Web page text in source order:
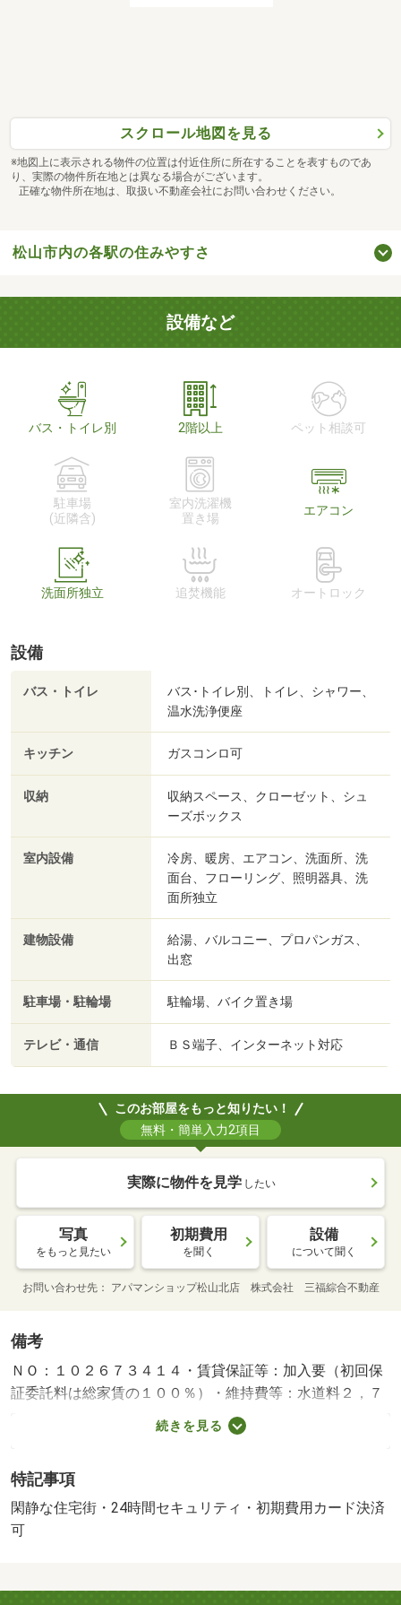
スクロール地図を見る
※地図上に表示される物件の位置は付近住所に所在することを表すものであ
り、実際の物件所在地とは異なる場合がございます。
正確な物件所在地は、取扱い不動産会社にお問い合わせください。
松山市内の各駅の住みやすさ
設備など
バス・トイレ別 2階以上 ペット相談可
駐車場
(近隣含)
室内洗濯機
置き場
エアコン
洗面所独立 追焚機能 オートロック
設備
バス・トイレ
バス･トイレ別、トイレ、シャワー、
温水洗浄便座
キッチン ガスコンロ可
収納
収納スペース、クローゼット、シュ
ーズボックス
室内設備
冷房、暖房、エアコン、洗面所、洗
面台、フローリング、照明器具、洗
面所独立
建物設備
給湯、バルコニー、プロパンガス、
出窓
駐車場・駐輪場 駐輪場、バイク置き場
テレビ・通信 ＢＳ端子、インターネット対応
このお部屋をもっと知りたい！
無料・簡単入力2項目
実際に物件を見学 したい
写真
をもっと見たい
初期費用
を聞く
設備
について聞く
お問い合わせ先 アパマンショップ松山北店 株式会社 三福綜合不動産
備考
ＮＯ：１０２６７３４１４・賃貸保証等：加入要（初回保
証委託料は総家賃の１００％）・維持費等：水道料２，７
００円／月・ライフサポート２４（課税対象）１，１００
円／月・町会費２００円／月・初期費用を抑えたお部屋を
【来店予約可】お気軽にお問い合わせください！・バイク
置場：有・駐輪場：有/鍵交換費（課税対象） 13200円/消
臭抗菌施工費（課税対象） 16500円
続きを見る
特記事項
閑静な住宅街・24時間セキュリティ・初期費用カード決済
可